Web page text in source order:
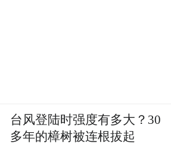
台风登陆时强度有多大？30
多年的樟树被连根拔起